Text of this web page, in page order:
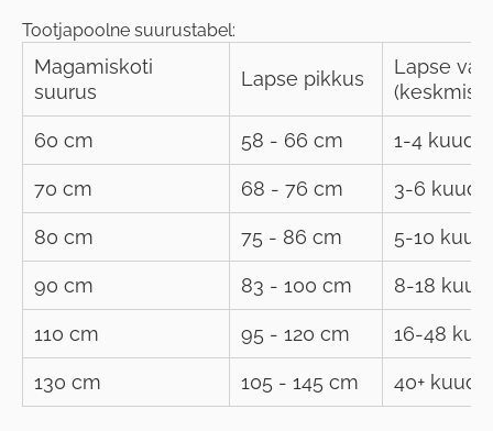
Tootjapoolne suurustabel:
Magamiskoti
suurus
Lapse pikkus
Lapse
60 cm 58 - 66 cm 1-4 kuud
70 cm 68 - 76 cm 3-6 kuud
80 cm 75 - 86 cm 5-10 kuud
90 cm 83 - 100 cm 8-18 kuud
110 cm 95 - 120 cm 16-48
130 cm 105 - 145 cm 40+ kuud